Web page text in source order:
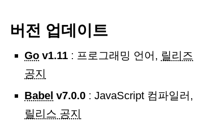
버전 업데이트
Go v1.11 : 프로그래밍 언어, 릴리즈
공지
Babel v7.0.0 : JavaScript 컴파일러,
릴리스 공지